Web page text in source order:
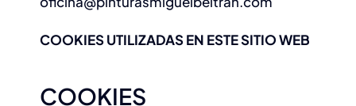
COOKIES UTILIZADAS EN ESTE SITIO WEB
COOKIES